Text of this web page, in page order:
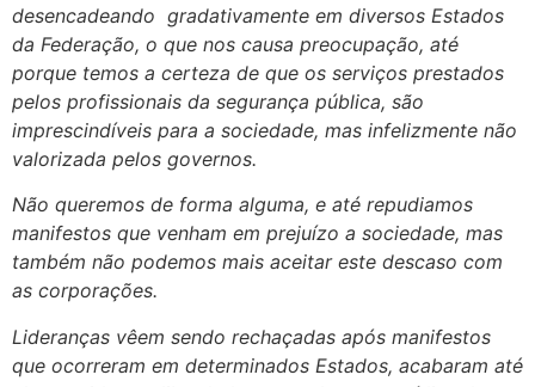
desencadeando gradativamente em diversos Estados
da Federação, o que nos causa preocupação, até
porque temos a certeza de que os serviços prestados
pelos profissionais da segurança pública, são
imprescindíveis para a sociedade, mas infelizmente não
valorizada pelos governos.
Não queremos de forma alguma, e até repudiamos
manifestos que venham em prejuízo a sociedade, mas
também não podemos mais aceitar este descaso com
as corporações.
Lideranças vêem sendo rechaçadas após manifestos
que ocorreram em determinados Estados, acabaram até